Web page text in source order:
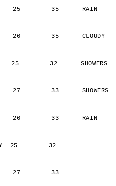
25        35      RAIN
26        35      CLOUDY
25        32      SHOWERS
33      SHOWERS
26        33      RAIN
25        32
27        33